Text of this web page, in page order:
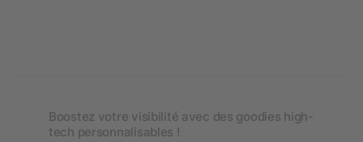
Boostez votre visibilité avec des goodies high-
tech personnalisables !